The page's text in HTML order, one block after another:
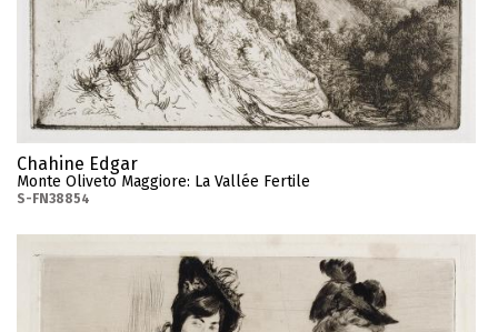
Chahine Edgar
Monte Oliveto Maggiore: La Vallée Fertile
S-FN38854